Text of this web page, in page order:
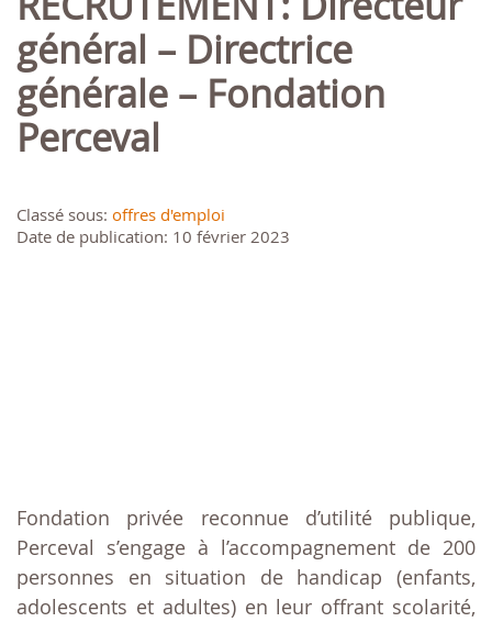
général – Directrice
générale – Fondation
Perceval
Classé sous: offres d'emploi
Date de publication: 10 février 2023
Fondation privée reconnue d’utilité publique,
Perceval s’engage à l’accompagnement de 200
personnes en situation de handicap (enfants,
adolescents et adultes) en leur offrant scolarité,